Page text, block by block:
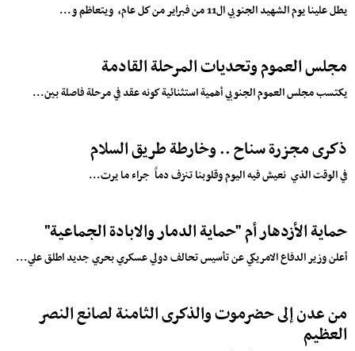
يطل علينا يوم الشهيد الجنوبي ال11 من فبراير من كل عام، ويتعاظم و...
مجلس العموم وتحديات المرحلة القادمة
يكتسب مجلس العموم الجنوبي أهمية استثنائية كونه عقد في مرحلة فاصلة بين...
ذكرى مجزرة سناح .. وخارطة طريق السلام
في الوقت الذي نعيش فيه اليوم وقلوبنا تنزف دماً جراء ما يرت...
حماية الأزدهار أم "حماية الدمار والابادة الجماعية"
أعلن وزير الدفاع الامريكي عن تأسيس تحالف دولي عسكري بحري جديد اطلق علي...
من عدن إلى حضرموت والذكرى الثامنة لصانع النصر
العظيم